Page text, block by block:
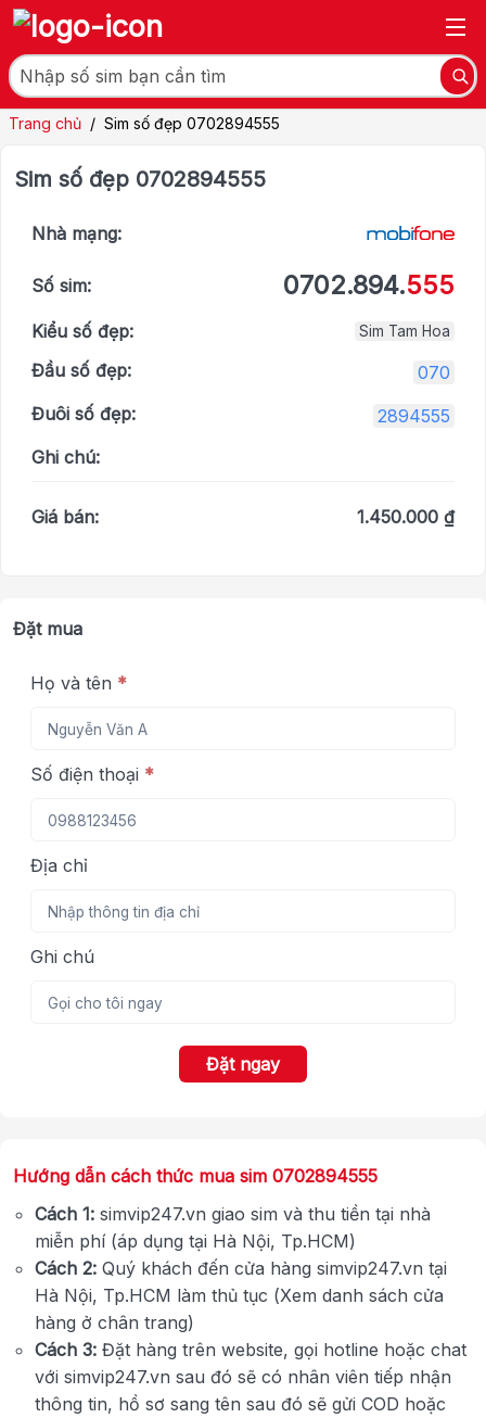
Trang chủ / Sim số đẹp 0702894555
Sim số đẹp 0702894555
Nhà mạng:
Số sim: 0702.894.555
Kiểu số đẹp: Sim Tam Hoa
Đầu số đẹp:
070
Đuôi số đẹp:
2894555
Ghi chú:
Giá bán: 1.450.000 ₫
Đặt mua
Họ và tên *
Số điện thoại *
Địa chỉ
Ghi chú
Đặt ngay
Hướng dẫn cách thức mua sim 0702894555
Cách 1: simvip247.vn giao sim và thu tiền tại nhà
miễn phí (áp dụng tại Hà Nội, Tp.HCM)
Cách 2: Quý khách đến cửa hàng simvip247.vn tại
Hà Nội, Tp.HCM làm thủ tục (Xem danh sách cửa
hàng ở chân trang)
Cách 3: Đặt hàng trên website, gọi hotline hoặc chat
với simvip247.vn sau đó sẽ có nhân viên tiếp nhận
thông tin, hồ sơ sang tên sau đó sẽ gửi COD hoặc